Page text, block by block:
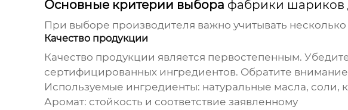
Основные критерии выбора фабрики шариков
При выборе производителя важно учитывать
Качество продукции
Качество продукции является первостепенным.
сертифицированных ингредиентов. Обратите
Используемые ингредиенты: натуральные масла, соли,
Аромат: стойкость и соответствие заявленному